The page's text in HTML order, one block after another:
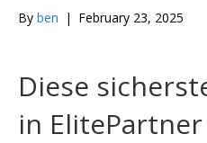
By ben | February 23, 2025
Diese
in ElitePartner